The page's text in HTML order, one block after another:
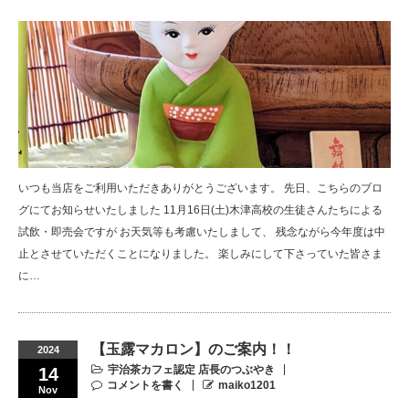
いつも当店をご利用いただきありがとうございます。 先日、こちらのブロ
グにてお知らせいたしました 11月16日(土)木津高校の生徒さんたちによる
試飲・即売会ですが お天気等も考慮いたしまして、 残念ながら今年度は中
止とさせていただくことになりました。 楽しみにして下さっていた皆さま
に…
2024
14
Nov
【玉露マカロン】のご案内！！
宇治茶カフェ認定 店長のつぶやき
コメントを書く
maiko1201